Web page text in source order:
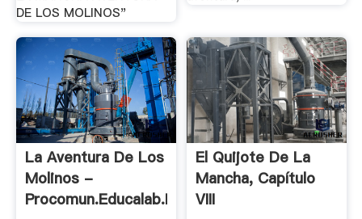
DE LOS MOLINOS"
La Aventura De Los
Molinos -
Procomun.educalab.es
El Quijote De La
Mancha, Capítulo
VIII